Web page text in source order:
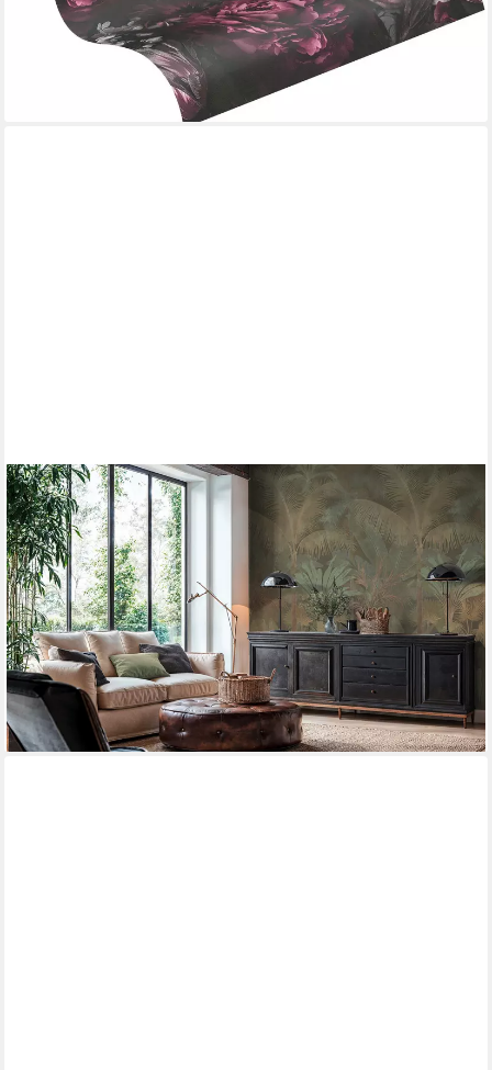
lieferbar - in 3-4 Werktagen bei dir
A.S. CRÉATION
Vliestapete Cuba II Endless Tropical Palms Fototapete, leicht
strukturiert, floral, tropisch, Retro, Dichte Dschungel-Optik mit
exotischen Blättern und Palmen
ab 26,37 € UVP43,95 €
(5,93 €/ 1 qm)
-40%
lieferbar - in 4-5 Werktagen bei dir